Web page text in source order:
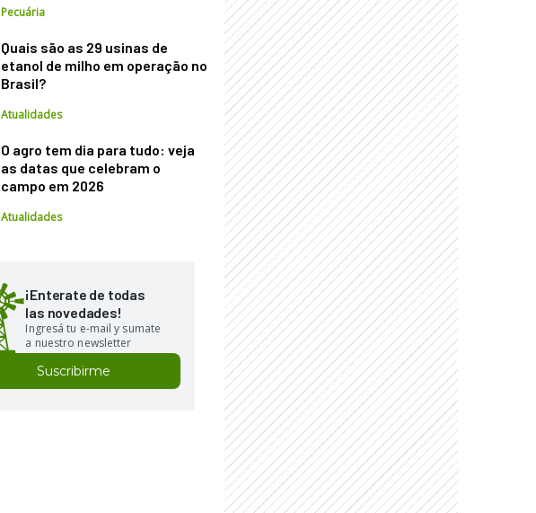
Pecuária
Quais são as 29 usinas de
etanol de milho em operação no
Brasil?
Atualidades
O agro tem dia para tudo: veja
as datas que celebram o
campo em 2026
Atualidades
¡Enterate de todas
las novedades!
Ingresá tu e-mail y sumate
a nuestro newsletter
Suscribirme